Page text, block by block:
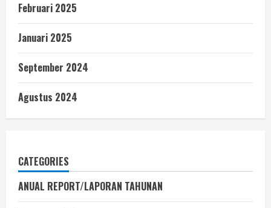
Februari 2025
Januari 2025
September 2024
Agustus 2024
CATEGORIES
ANUAL REPORT/LAPORAN TAHUNAN